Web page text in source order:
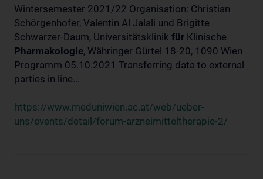
Wintersemester 2021/22 Organisation: Christian
Schörgenhofer, Valentin Al Jalali und Brigitte
Schwarzer-Daum, Universitätsklinik für Klinische
Pharmakologie, Währinger Gürtel 18-20, 1090 Wien
Programm 05.10.2021 Transferring data to external
parties in line...
https://www.meduniwien.ac.at/web/ueber-
uns/events/detail/forum-arzneimitteltherapie-2/